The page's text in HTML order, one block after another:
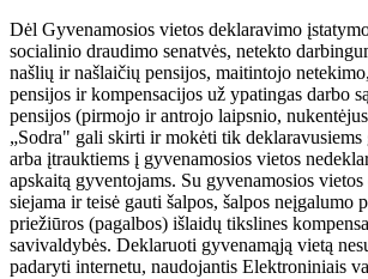
Dėl Gyvenamosios vietos deklaravimo
socialinio draudimo senatvės, netekto
našlių ir našlaičių pensijos, maitintojo
pensijos ir kompensacijos už ypatingas darbo
pensijos (pirmojo ir antrojo laipsnio,
„Sodra" gali skirti ir mokėti tik deklaravusiems
arba įtrauktiems į gyvenamosios vietos
apskaitą gyventojams. Su gyvenamosios
siejama ir teisė gauti šalpos, šalpos neįgalumo
priežiūros (pagalbos) išlaidų tikslines
savivaldybės. Deklaruoti gyvenamąją vietą
padaryti internetu, naudojantis Elektroniniais